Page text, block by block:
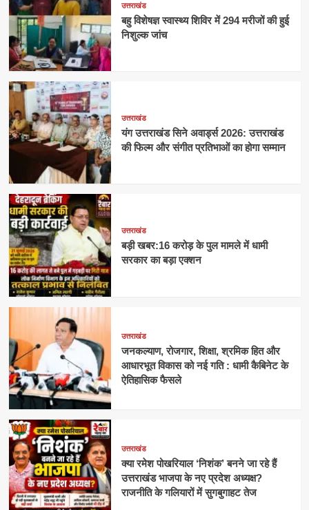
उत्तराखंड
बहु विशेषज्ञ स्वास्थ्य शिविर में 294 मरीजों की हुई
निशुल्क जांच
उत्तराखंड
यंग उत्तराखंड सिने अवार्ड्स 2026: उत्तराखंड
की फिल्म और संगीत प्रतिभाओं का होगा सम्मान
उत्तराखंड
बड़ी खबर:16 करोड़ के पुल मामले में धामी
सरकार का बड़ा एक्शन
उत्तराखंड
जनकल्याण, रोजगार, शिक्षा, श्रमिक हित और
आधारभूत विकास को नई गति : धामी कैबिनेट के
ऐतिहासिक फैसले
उत्तराखंड
क्या रमेश पोखरियाल ‘निशंक’ बनने जा रहे हैं
उत्तराखंड भाजपा के नए प्रदेश अध्यक्ष?
राजनीति के गलियारों में सुगबुगाहट तेज